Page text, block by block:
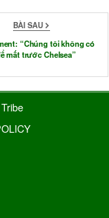
BÀI SAU
“Chúng tôi không có
mất trước Chelsea”